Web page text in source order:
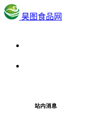
昊图食品网
站内消息